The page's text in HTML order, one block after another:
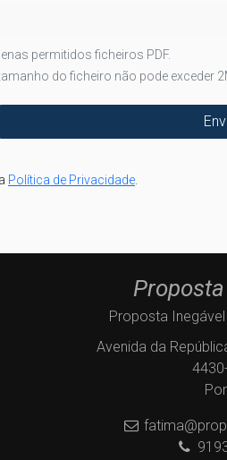
permitidos ficheiros PDF.
do ficheiro não pode exceder
Política de Privacidade
Proposta Inegável
Avenida da